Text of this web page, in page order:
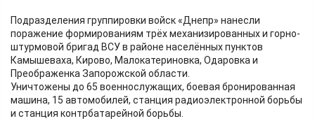
Подразделения группировки войск «Днепр» нанесли
поражение формированиям трёх механизированных и горно-
штурмовой бригад ВСУ в районе населённых пунктов
Камышеваха, Кирово, Малокатериновка, Одаровка и
Преображенка Запорожской области.
Уничтожены до 65 военнослужащих, боевая бронированная
машина, 15 автомобилей, станция радиоэлектронной борьбы
и станция контрбатарейной борьбы.